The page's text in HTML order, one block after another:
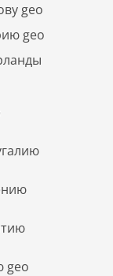
geo
geo
geo